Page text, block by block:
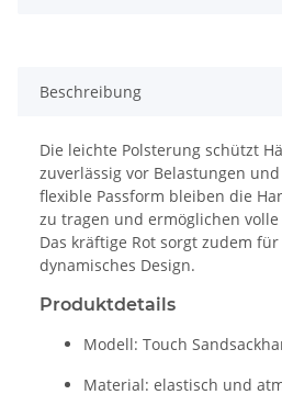
Beschreibung
Die leichte Polsterung schützt
zuverlässig vor Belastungen
flexible Passform bleiben die
zu tragen und ermöglichen
Das kräftige Rot sorgt zudem
dynamisches Design.
Produktdetails
Modell: Touch
Material: elastisch und